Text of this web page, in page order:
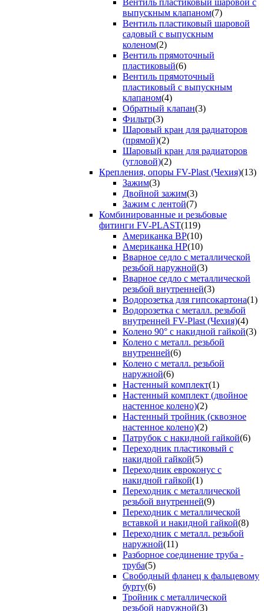
выпускным клапаном(7)
Вентиль пластиковый шаровой
садовый с выпускным
коленом(2)
Вентиль прямоточный
пластиковый(6)
Вентиль прямоточный
пластиковый с выпускным
клапаном(4)
Обратный клапан(3)
Фильтр(3)
Шаровый кран для радиаторов
(прямой)(2)
Шаровый кран для радиаторов
(угловой)(2)
Крепления, опоры FV-Plast (Чехия)(13)
Зажим(3)
Двойной зажим(3)
Зажим с лентой(7)
Комбинированные и резьбовые
фитинги FV-PLAST(119)
Американка ВР(10)
Американка НР(10)
Вварное седло с металлической
резьбой наружной(3)
Вварное седло с металлической
резьбой внутренней(3)
Водорозетка для гипсокартона(1)
Водорозетка с металл. резьбой
внутренней FV-Plast (Чехия)(4)
Колено 90° с накидной гайкой(3)
Колено с металл. резьбой
внутренней(6)
Колено с металл. резьбой
наружной(6)
Настенный комплект(1)
Настенный комплект (двойное
настенное колено)(2)
Настенный тройник (сквозное
настенное колено)(2)
Патрубок с накидной гайкой(6)
Переходник пластиковый с
накидной гайкой(5)
Переходник евроконус с
накидной гайкой(1)
Переходник с металлической
резьбой внутренней(9)
Переходник с металлической
вставкой и накидной гайкой(8)
Переходник с металл. резьбой
наружной(11)
Разборное соединение труба -
труба(5)
Свободный фланец к фальцевому
бурту(6)
Тройник с металлической
резьбой наружной(3)